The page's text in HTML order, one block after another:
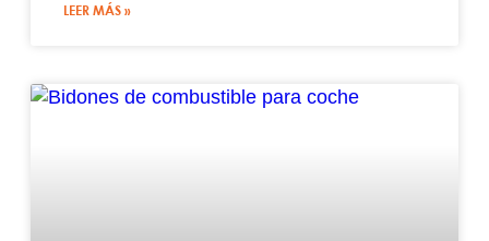
LEER MÁS »